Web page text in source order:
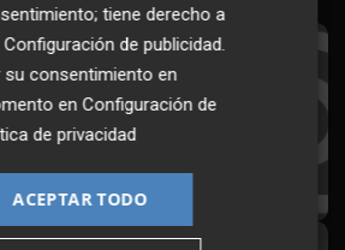
al Boletín
a primera hora en tu email
suscribirme!
tiene derecho a
Configuración de publicidad
su consentimiento en
enConfiguración de
de privacidad
ACEPTAR TODO